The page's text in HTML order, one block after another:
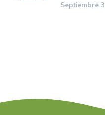
Septiembre